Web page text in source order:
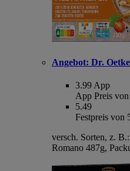
Angebot: Dr.
3.99 App
App Preis
5.49
Festpreis von
versch. Sorten, z.
Romano 487g,